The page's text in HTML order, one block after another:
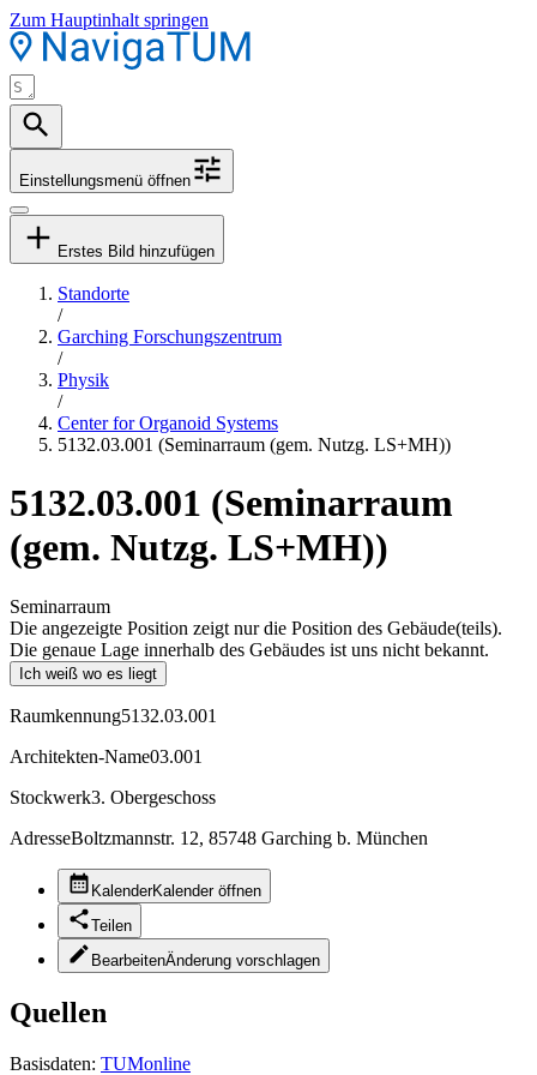
Zum Hauptinhalt springen
Einstellungsmenü öffnen
Erstes Bild hinzufügen
Standorte
/
Garching Forschungszentrum
/
Physik
/
Center for Organoid Systems
5132.03.001 (Seminarraum (gem. Nutzg. LS+MH))
5132.03.001 (Seminarraum
(gem. Nutzg. LS+MH))
Seminarraum
Die angezeigte Position zeigt nur die Position des Gebäude(teils).
Die genaue Lage innerhalb des Gebäudes ist uns nicht bekannt.
Ich weiß wo es liegt
Raumkennung5132.03.001
Architekten-Name03.001
Stockwerk3. Obergeschoss
AdresseBoltzmannstr. 12, 85748 Garching b. München
KalenderKalender öffnen
Teilen
BearbeitenÄnderung vorschlagen
Quellen
Basisdaten: TUMonline